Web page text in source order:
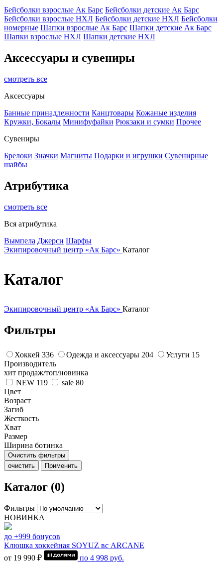
Бейсболки взрослые Ак Барс Бейсболки детские Ак Барс
Бейсболки взрослые НХЛ Бейсболки детские НХЛ Бейсболки
номерные Шапки взрослые Ак Барс Шапки детские Ак Барс
Шапки взрослые НХЛ Шапки детские НХЛ
Аксессуары и сувениры
смотреть все
Аксессуары
Банные принадлежности Канцтовары Кожаные изделия
Кружки, Бокалы Минифуфайки Рюкзаки и сумки Прочее
Сувениры
Брелоки Значки Магниты Подарки и игрушки Сувенирные
шайбы
Атрибутика
смотреть все
Вся атрибутика
Вымпела Джерси Шарфы
Экипировочный центр «Ак Барс» Каталог
Каталог
Экипировочный центр «Ак Барс» Каталог
Фильтры
Хоккей 336 Одежда и аксессуары 204 Услуги 15
Производитель
хит продаж/топ/новинка
NEW 119 sale 80
Цвет
Возраст
Загиб
Жесткость
Хват
Размер
Ширина ботинка
Очистить фильтры
очистить
Применить
Каталог (0)
Фильтры
НОВИНКА
до +999 бонусов
Клюшка хоккейная SOYUZ вс ARCANE
от 19 990 ₽
по 4 998 руб.